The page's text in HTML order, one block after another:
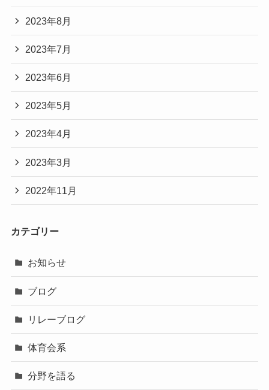
2023年8月
2023年7月
2023年6月
2023年5月
2023年4月
2023年3月
2022年11月
カテゴリー
お知らせ
ブログ
リレーブログ
体育会系
分野を語る